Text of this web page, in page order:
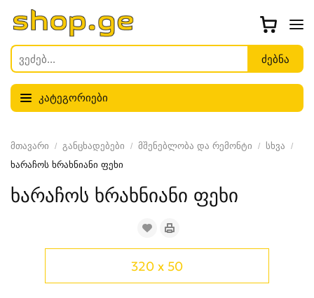
კატეგორიები
მთავარი განცხადებები მშენებლობა და რემონტი
სხვა
ხარაჩოს ხრახნიანი ფეხი
ხარაჩოს ხრახნიანი ფეხი
320 x 50